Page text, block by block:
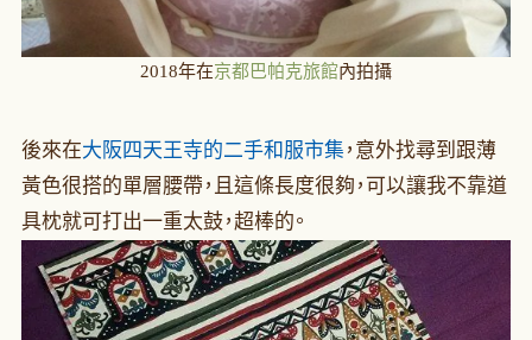
2018年在京都巴帕克旅館內拍攝
後來在大阪四天王寺的二手和服市集，意外找尋到跟薄
黃色很搭的單層腰帶，且這條長度很夠，可以讓我不靠道
具枕就可打出一重太鼓，超棒的。